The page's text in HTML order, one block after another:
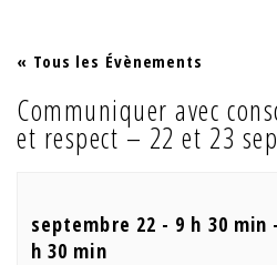
« Tous les Évènements
Communiquer avec
et respect – 22 et 23
septembre 22 - 9 h 30 min -
h 30 min